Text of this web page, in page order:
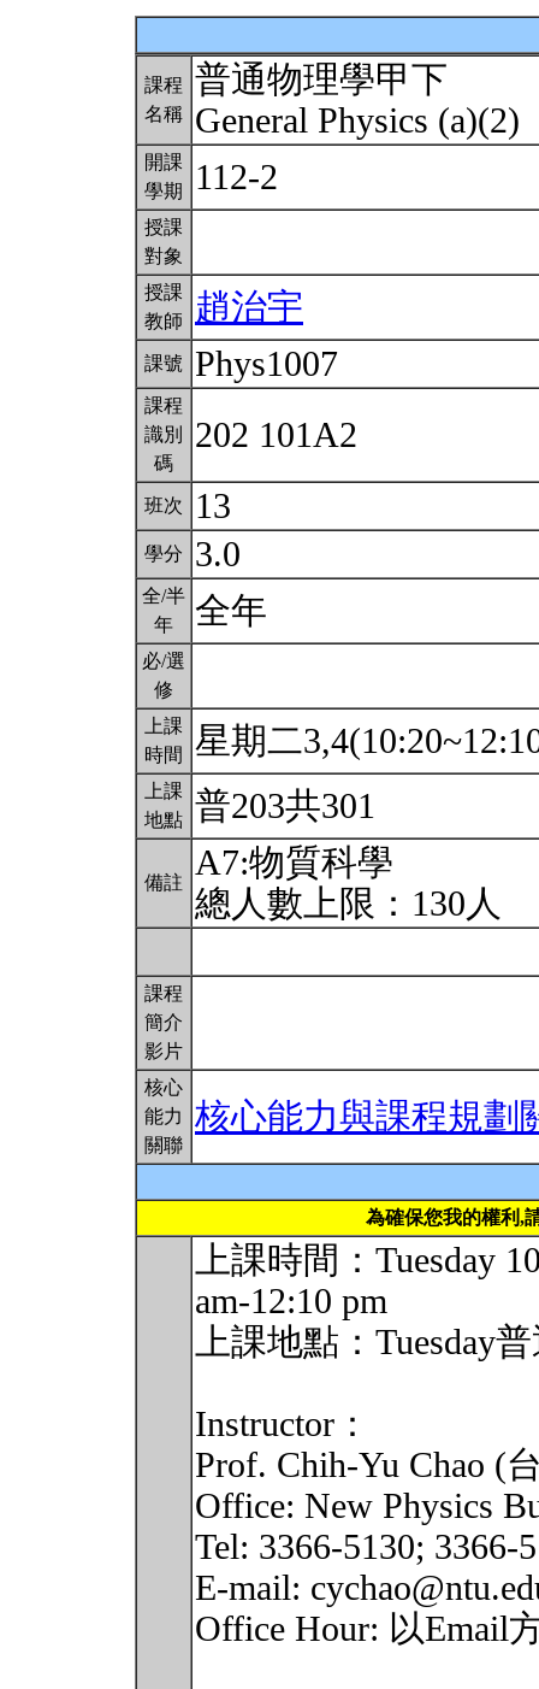
課程
名稱
普通物理學甲下
General Physics (a)(2)
開課
學期
112-2
授課
對象
授課
教師
趙治宇
課號 Phys1007
課程
識別
碼
202 101A2
班次 13
學分 3.0
全/半
年
全年
必/選
修
上課
時間
星期二
上課
地點 普203共301
備註
A7:物質科學
總人數上限：130人
課程
簡介
影片
核心
能力
關聯
核心能力與課程規劃
為確保您我的權利,
上課時間：Tuesday
am-12:10 pm
上課地點：Tuesday
Instructor：
Prof. Chih-Yu Chao (
Office: New Physics
Tel: 3366-5130; 3366-
E-mail:
Office Hour: 以Email